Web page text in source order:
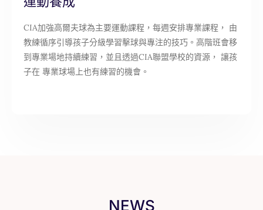
CIA加強高爾夫球為主要運動課程，每週安排專業課程， 由
教練循序引導孩子分級學習擊球與專注的技巧。高階班會移
到專業場地持續練習，並且透過CIA聯盟學校的資源， 讓孩
子在 專業球場上也有練習的機會。
NEWS